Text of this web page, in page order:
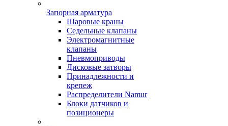
Запорная арматура
Шаровые краны
Седельные клапаны
Электромагнитные
клапаны
Пневмоприводы
Дисковые затворы
Принадлежности и
крепеж
Распределители Namur
Блоки датчиков и
позиционеры